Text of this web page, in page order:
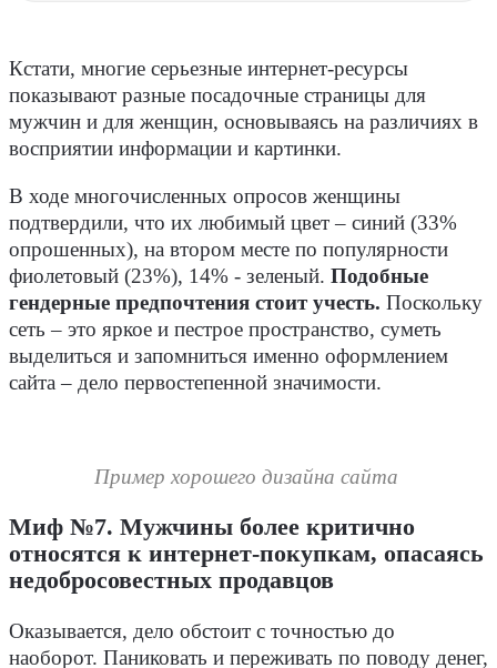
Кстати, многие серьезные интернет-ресурсы
показывают разные посадочные страницы для
мужчин и для женщин, основываясь на различиях в
восприятии информации и картинки.
В ходе многочисленных опросов женщины
подтвердили, что их любимый цвет – синий (33%
опрошенных), на втором месте по популярности
фиолетовый (23%), 14% - зеленый. Подобные
гендерные предпочтения стоит учесть. Поскольку
сеть – это яркое и пестрое пространство, суметь
выделиться и запомниться именно оформлением
сайта – дело первостепенной значимости.
Пример хорошего дизайна сайта
Миф №7. Мужчины более критично
относятся к интернет-покупкам, опасаясь
недобросовестных продавцов
Оказывается, дело обстоит с точностью до
наоборот. Паниковать и переживать по поводу денег,